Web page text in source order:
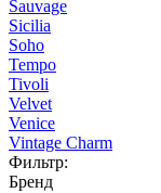
Sauvage
Sicilia
Soho
Tempo
Tivoli
Velvet
Venice
Vintage Charm
Фильтр:
Бренд